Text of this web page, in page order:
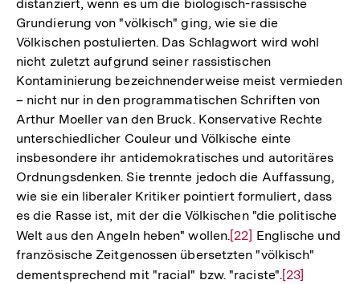
distanziert, wenn es um die biologisch-rassische
Grundierung von "völkisch" ging, wie sie die
Völkischen postulierten. Das Schlagwort wird wohl
nicht zuletzt aufgrund seiner rassistischen
Kontaminierung bezeichnenderweise meist vermieden
– nicht nur in den programmatischen Schriften von
Arthur Moeller van den Bruck. Konservative Rechte
unterschiedlicher Couleur und Völkische einte
insbesondere ihr antidemokratisches und autoritäres
Ordnungsdenken. Sie trennte jedoch die Auffassung,
wie sie ein liberaler Kritiker pointiert formuliert, dass
es die Rasse ist, mit der die Völkischen "die politische
Welt aus den Angeln heben" wollen.Zur
Auflösung
der
[22] Englische und
französische Zeitgenossen übersetzten "völkisch"
dementsprechend mit "racial" bzw. "raciste".Zur
[23]